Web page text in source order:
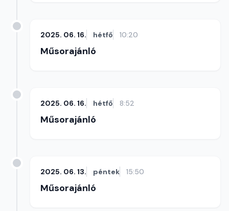
2025. 06. 16. hétfő 10:20
Műsorajánló
2025. 06. 16. hétfő 8:52
Műsorajánló
2025. 06. 13. péntek 15:50
Műsorajánló